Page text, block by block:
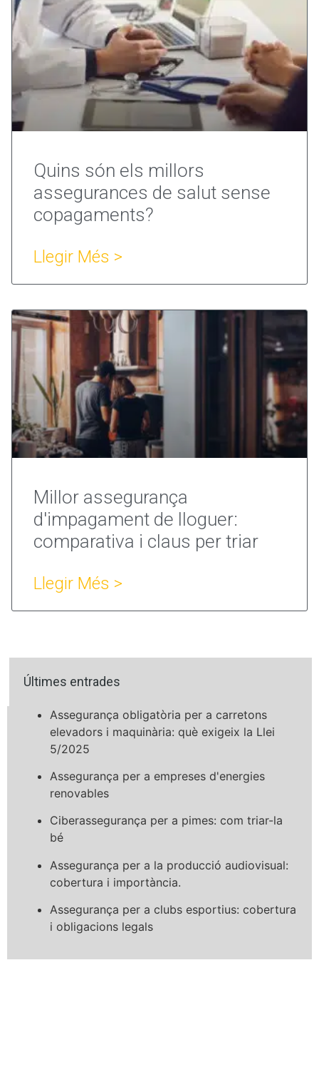
Quins són els millors
assegurances de salut sense
copagaments?
Llegir Més >
Millor assegurança
d'impagament de lloguer:
comparativa i claus per triar
Llegir Més >
Últimes entrades
Assegurança obligatòria per a carretons
elevadors i maquinària: què exigeix la Llei
5/2025
Assegurança per a empreses d'energies
renovables
Ciberassegurança per a pimes: com triar-la
bé
Assegurança per a la producció audiovisual:
cobertura i importància.
Assegurança per a clubs esportius: cobertura
i obligacions legals